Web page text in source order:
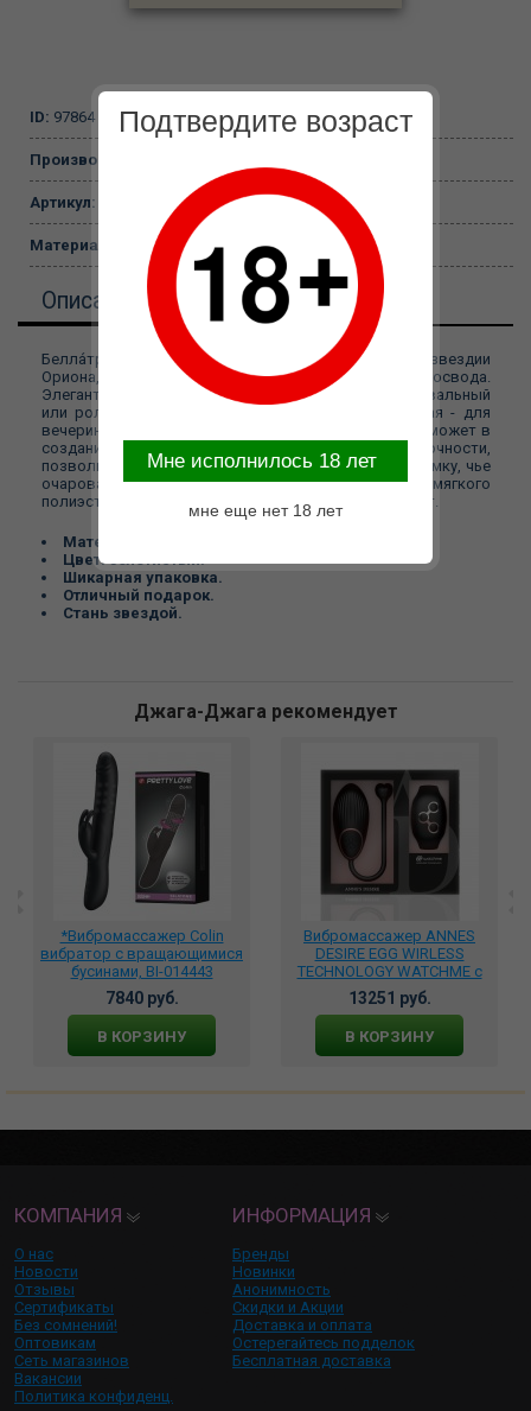
ID: 97864
Производитель:
Артикул: 963-40 BX DD
Материал: 100%Polyester
Описание
Белла́трикс — третья по яркости звезда в созвездии
Ориона, одна из самых ярких звёзд ночного небосвода.
Элегантная маска дополнит любой образ - карнавальный
или ролевой костюм, подойдет для любого случая - для
вечеринки или для романтического вечера дома. Поможет в
создании неповторимого образа с элементом загадочности,
позволив перевоплотиться в таинственную незнакомку, чье
очарование пленит любого мужчину. Выполнена из мягкого
полиэстера, завязывается с помощью атласных лент.
Материал: 100% полиэстер.
Цвет: золотистый.
Шикарная упаковка.
Отличный подарок.
Стань звездой.
Джага-Джага рекомендует
*Вибромассажер Colin
вибратор с вращающимися
бусинами, BI-014443
7840 руб.
В КОРЗИНУ
Вибромассажер ANNES
DESIRE EGG WIRLESS
TECHNOLOGY WATCHME с
пультом управления, D-
227089
13251 руб.
В КОРЗИНУ
КОМПАНИЯ
О нас
Новости
Отзывы
Сертификаты
Без сомнений!
Оптовикам
Сеть магазинов
Вакансии
Политика конфиденц.
ИНФОРМАЦИЯ
Бренды
Новинки
Анонимность
Скидки и Акции
Доставка и оплата
Остерегайтесь подделок
Бесплатная доставка
Подтвердите возраст
Mне исполнилось 18 лет
мне еще нет 18 лет